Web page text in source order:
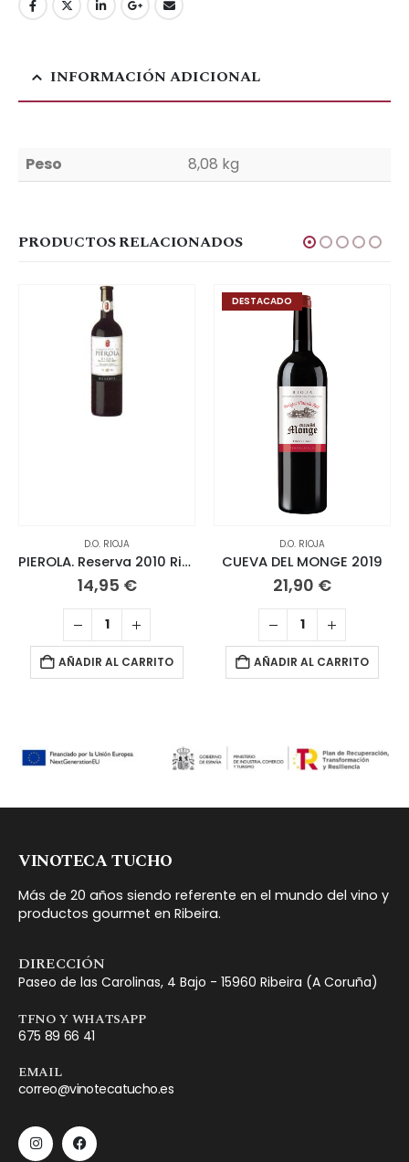
INFORMACIÓN ADICIONAL
Peso 8,08 kg
PRODUCTOS RELACIONADOS
D.O. RIOJA
PIEROLA. Reserva 2010 Rioja
14,95 €
AÑADIR AL CARRITO
DESTACADO
D.O. RIOJA
CUEVA DEL MONGE 2019
21,90 €
AÑADIR AL CARRITO
VINOTECA TUCHO
Más de 20 años siendo referente en el mundo del vino y
productos gourmet en Ribeira.
DIRECCIÓN
Paseo de las Carolinas, 4 Bajo - 15960 Ribeira (A Coruña)
TFNO Y WHATSAPP
675 89 66 41
EMAIL
correo@vinotecatucho.es